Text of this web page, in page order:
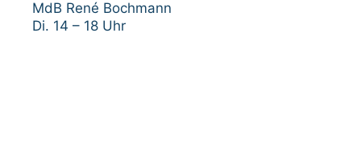
MdB René Bochmann
Di. 14 – 18 Uhr